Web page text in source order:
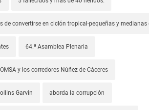
de convertirse en ciclón tropical-pequeñas y
64.ª Asamblea Plenaria
y los corredores Núñez de Cáceres
Garvin aborda la corrupción